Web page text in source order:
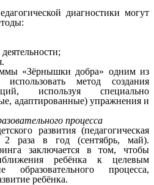
диагностики могут
добра» одним из
использовать метод создания
используя специально
адаптированные) упражнения и
процесса
развития (педагогическая
2 раза в год (сентябрь, май).
заключается в том, чтобы
ребёнка к целевым
процесса,
ребёнка.